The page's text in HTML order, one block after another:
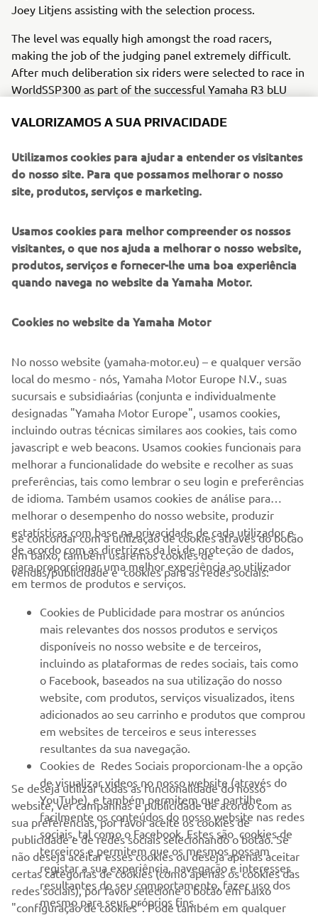
Joey Litjens assisting with the selection process.
The level was equally high amongst the road racers,
making the job of the judging panel extremely difficult.
After much deliberation six riders were selected to race in
WorldSSP300 as part of the successful Yamaha R3 bLU
Beatriz Neila returns for a second season with the bLU
reigning Spanish Superbike Junior Champion, 15-year-old
Unai Orradre. 18-year-old Sasha de Vis from Belgium, 15-
year-old Alan Kroh from Germany and 17-year-old Italian
of 19-year-old Brazilian Tom Kawakami and 16-year-old
Bahatin Sofuoglu from Turkey makes for a truly
international bLU cRU line up in 2020.
Yamaha Motor Europe looks forward to assisting all nine
Racing pyramid with enhanced support.
are expected to open at the end of this week, so those
young riders who aspire to be the MX world champions of
the future should keep checking yamaha-racing.com
1/2
ARTIGO
EMPRESA
MAIS YAMAHA
SERVIÇO E SUPORTE
NEWSLETTER
Seja o primeiro a saber das últimas ofertas, eventos especiais,
novos lançamentos e muito mais
SUBSCREVER
Leia a nossa Política de Privacidade para saber como processamos
os seus dados pessoais: Politica de Privacidade
VALORIZAMOS A SUA PRIVACIDADE
Utilizamos cookies para ajudar a entender os visitantes
do nosso site. Para que possamos melhorar o nosso
site, produtos, serviços e marketing.
Usamos cookies para melhor compreender os nossos
visitantes, o que nos ajuda a melhorar o nosso website,
produtos, serviços e fornecer-lhe uma boa experiência
quando navega no website da Yamaha Motor.
Cookies no website da Yamaha Motor
No nosso website (yamaha-motor.eu) – e qualquer versão
local do mesmo - nós, Yamaha Motor Europe N.V., suas
sucursais e subsidiaárias (conjunta e individualmente
designadas "Yamaha Motor Europe", usamos cookies,
incluindo outras técnicas similares aos cookies, tais como
javascript e web beacons. Usamos cookies funcionais para
melhorar a funcionalidade do website e recolher as suas
preferências, tais como lembrar o seu login e preferências
de idioma. Também usamos cookies de análise para
melhorar o desempenho do nosso website, produzir
estatísticas com base na privacidade de cada utilizador e
de acordo com as diretrizes da lei de proteção de dados,
para proporcionar uma melhor experiência ao utilizador
em termos de produtos e serviços.
Se concordar com a utilização de cookies através do botão
em baixo, também usaremos cookies de
vendas/publicidade e cookies para as redes sociais:
Cookies de Publicidade para mostrar os anúncios
mais relevantes dos nossos produtos e serviços
disponíveis no nosso website e de terceiros,
incluindo as plataformas de redes sociais, tais como
o Facebook, baseados na sua utilização do nosso
website, com produtos, serviços visualizados, itens
adicionados ao seu carrinho e produtos que comprou
em websites de terceiros e seus interesses
resultantes da sua navegação.
Cookies de Redes Sociais proporcionam-lhe a opção
de visualizar videos no nosso website (através do
YouTube), e também permitem que partilhe
facilmente os conteúdos do nosso website nas redes
sociais, tal como o Facebook. Estes são cookies de
terceiros e permitem que os mesmos possam
registar a sua experiência, navegação e interesses
resultantes do seu comportamento, fazer uso dos
mesmo para seus próprios fins.
Se deseja utilizar todas as funcionalidade do nosso
website, ver campanhas e publicidade de acordo com as
sua preferências, por favor aceite os cookies de
publicidade e de redes sociais selecionando o botão. Se
não deseja aceitar esses cookies ou deseja apenas aceitar
certas categorias de cookies (como apenas os cookies das
redes sociais), por favor selecione o botão em baixo
"configuração de cookies". Pode também em qualquer